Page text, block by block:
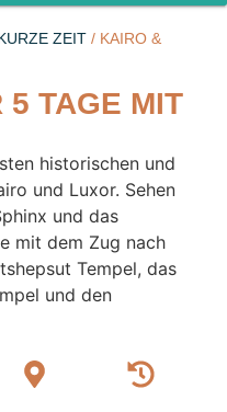
ZEIT / KAIRO &
5 TAGE MIT
historischen und
und Luxor. Sehen
und das
mit dem Zug nach
Tempel, das
und den